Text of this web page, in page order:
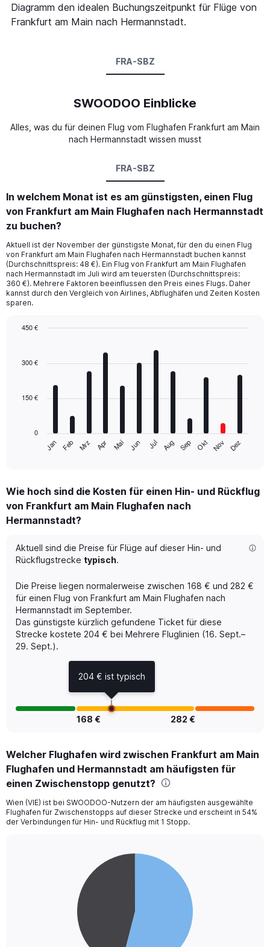
Diagramm den idealen Buchungszeitpunkt für Flüge von
Frankfurt am Main nach Hermannstadt.
FRA-SBZ
SWOODOO Einblicke
Alles, was du für deinen Flug vom Flughafen Frankfurt am Main
nach Hermannstadt wissen musst
FRA-SBZ
In welchem Monat ist es am günstigsten, einen Flug
von Frankfurt am Main Flughafen nach Hermannstadt
zu buchen?
Aktuell ist der November der günstigste Monat, für den du einen Flug
von Frankfurt am Main Flughafen nach Hermannstadt buchen kannst
(Durchschnittspreis: 48 €). Ein Flug von Frankfurt am Main Flughafen
nach Hermannstadt im Juli wird am teuersten (Durchschnittspreis:
360 €). Mehrere Faktoren beeinflussen den Preis eines Flugs. Daher
kannst durch den Vergleich von Airlines, Abflughäfen und Zeiten Kosten
sparen.
with
The
Range:
12
categories.
has
1
axis
displaying
values.
Range:
0
to
Jan Feb Mrz Apr Mai Jun Jul Aug Sep Okt Nov Dez
0
150 €
300 €
450 €
Wie hoch sind die Kosten für einen Hin- und Rückflug
von Frankfurt am Main Flughafen nach
Hermannstadt?
Aktuell sind die Preise für Flüge auf dieser Hin- und
Rückflugstrecke typisch.
Die Preise liegen normalerweise zwischen 168 € und 282 €
für einen Flug von Frankfurt am Main Flughafen nach
Hermannstadt im September.
Das günstigste kürzlich gefundene Ticket für diese
Strecke kostete 204 € bei Mehrere Fluglinien (16. Sept.–
29. Sept.).
168 € 282 €
Welcher Flughafen wird zwischen Frankfurt am Main
Flughafen und Hermannstadt am häufigsten für
einen Zwischenstopp genutzt?
Wien (VIE) ist bei SWOODOO-Nutzern der am häufigsten ausgewählte
Flughafen für Zwischenstopps auf dieser Strecke und erscheint in 54%
der Verbindungen für Hin- und Rückflug mit 1 Stopp.
204 € ist typisch